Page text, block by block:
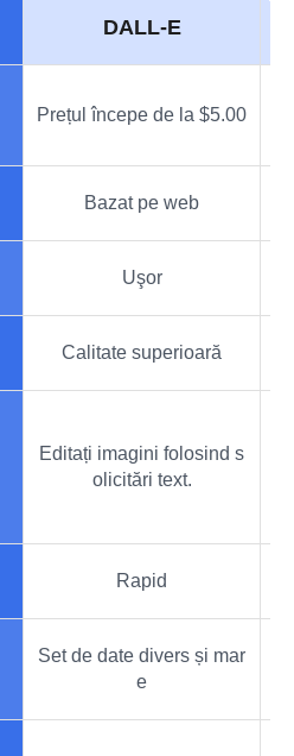
DALL-E
Prețul începe de la $5.00
Bazat pe web
Uşor
Calitate superioară
Editați imagini folosind s
olicitări text.
Rapid
Set de date divers și mar
e